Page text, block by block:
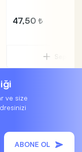
47,50
ve size
ABONE OL